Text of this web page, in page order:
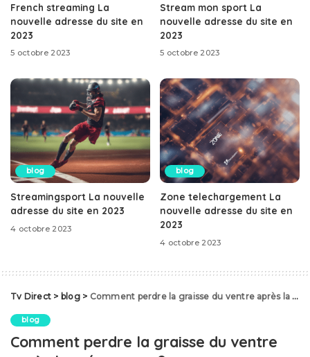
French streaming La
nouvelle adresse du site en
2023
5 octobre 2023
Stream mon sport La
nouvelle adresse du site en
2023
5 octobre 2023
blog
Streamingsport La nouvelle
adresse du site en 2023
4 octobre 2023
blog
Zone telechargement La
nouvelle adresse du site en
2023
4 octobre 2023
Tv Direct > blog> Comment perdre la graisse du ventre après la ménopause ?
blog
Comment perdre la graisse du ventre